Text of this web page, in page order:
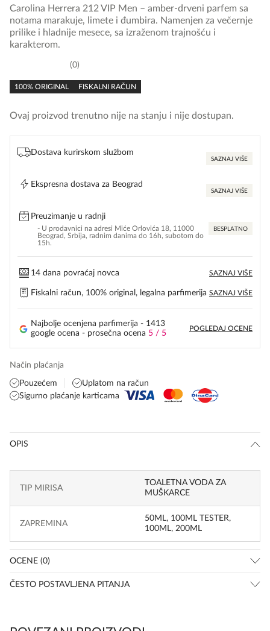
rating
0
100% ORIGINAL FISKALNI RAČUN
Carolina Herrera 212 VIP Men – amber-drveni parfem sa
notama marakuje, limete i đumbira. Namenjen za večernje
prilike i hladnije mesece, sa izraženom trajnošću i
karakterom.
Ovaj proizvod trenutno nije na stanju i nije dostupan.
Dostava kurirskom službom
SAZNAJ VIŠE
Ekspresna dostava za Beograd
SAZNAJ VIŠE
Preuzimanje u radnji
- U prodavnici na adresi Miće Orlovića 18, 11000
Beograd, Srbija, radnim danima do 16h, subotom do
15h.
BESPLATNO
14 dana povraćaj novca SAZNAJ VIŠE
Fiskalni račun, 100% original, legalna parfimerija SAZNAJ VIŠE
Najbolje ocenjena parfimerija - 1413
google ocena - prosečna ocena 5 / 5
POGLEDAJ OCENE
Način plaćanja
Pouzećem
Uplatom na račun
Sigurno plaćanje karticama
OPIS
TIP MIRISA
TOALETNA VODA ZA
MUŠKARCE
ZAPREMINA
50ML, 100ML TESTER,
100ML, 200ML
OCENE (0)
ČESTO POSTAVLJENA PITANJA